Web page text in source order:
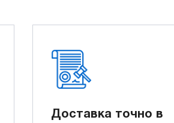
Доставка точно в